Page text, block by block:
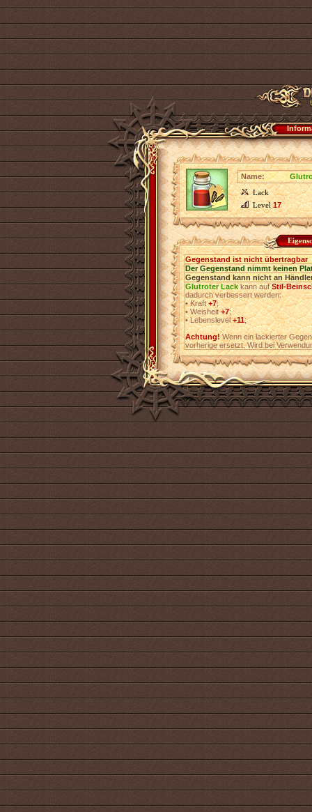
Name:
Lack
Level17
Gegenstand ist nicht übertragbar
Der Gegenstand nimmt keinen
Gegenstand kann nicht an
Glutroter Lackkann aufStil-
dadurch verbessert werden:
•Kraft+7;
•Weisheit+7;
•Lebenslevel+11;
Achtung!Wenn ein lackierter
vorherige ersetzt. Wird bei